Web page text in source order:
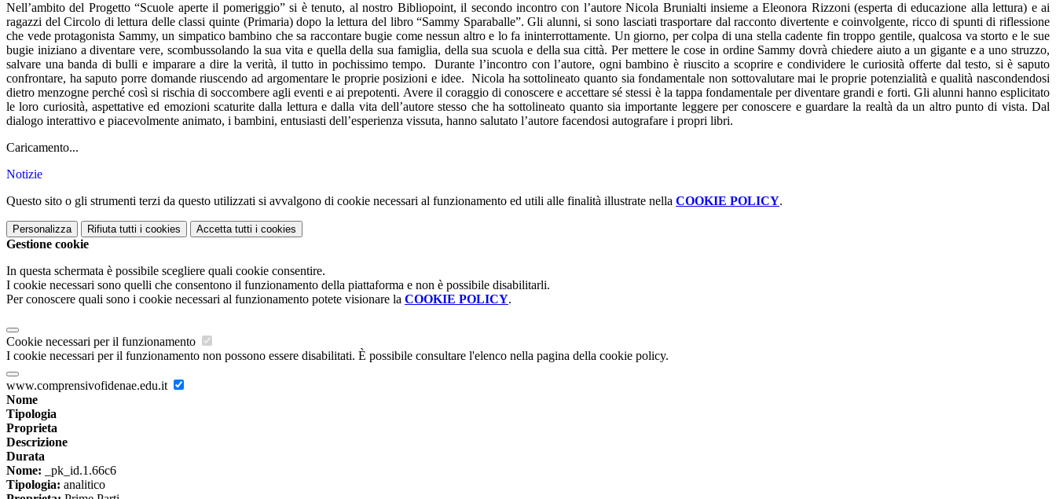
Nell’ambito del Progetto “Scuole aperte il pomeriggio” si è tenuto, al nostro Bibliopoint, il secondo incontro con l’autore Nicola Brunialti insieme a Eleonora Rizzoni (esperta di educazione alla lettura) e ai
ragazzi del Circolo di lettura delle classi quinte (Primaria) dopo la lettura del libro “Sammy Sparaballe”. Gli alunni, si sono lasciati trasportare dal racconto divertente e coinvolgente, ricco di spunti di riflessione
che vede protagonista Sammy, un simpatico bambino che sa raccontare bugie come nessun altro e lo fa ininterrottamente. Un giorno, per colpa di una stella cadente fin troppo gentile, qualcosa va storto e le sue
bugie iniziano a diventare vere, scombussolando la sua vita e quella della sua famiglia, della sua scuola e della sua città. Per mettere le cose in ordine Sammy dovrà chiedere aiuto a un gigante e a uno struzzo,
salvare una banda di bulli e imparare a dire la verità, il tutto in pochissimo tempo. Durante l’incontro con l’autore, ogni bambino è riuscito a scoprire e condividere le curiosità offerte dal testo, si è saputo
confrontare, ha saputo porre domande riuscendo ad argomentare le proprie posizioni e idee. Nicola ha sottolineato quanto sia fondamentale non sottovalutare mai le proprie potenzialità e qualità nascondendosi
dietro menzogne perché così si rischia di soccombere agli eventi e ai prepotenti. Avere il coraggio di conoscere e accettare sé stessi è la tappa fondamentale per diventare grandi e forti. Gli alunni hanno esplicitato
le loro curiosità, aspettative ed emozioni scaturite dalla lettura e dalla vita dell’autore stesso che ha sottolineato quanto sia importante leggere per conoscere e guardare la realtà da un altro punto di vista. Dal
dialogo interattivo e piacevolmente animato, i bambini, entusiasti dell’esperienza vissuta, hanno salutato l’autore facendosi autografare i propri libri.
Caricamento...
Notizie
Questo sito o gli strumenti terzi da questo utilizzati si avvalgono di cookie necessari al funzionamento ed utili alle finalità illustrate nella COOKIE POLICY.
Personalizza Rifiuta tutti i cookies Accetta tutti i cookies
Gestione cookie
In questa schermata è possibile scegliere quali cookie consentire.
I cookie necessari sono quelli che consentono il funzionamento della piattaforma e non è possibile disabilitarli.
Per conoscere quali sono i cookie necessari al funzionamento potete visionare la COOKIE POLICY.
Cookie necessari per il funzionamento
I cookie necessari per il funzionamento non possono essere disabilitati. È possibile consultare l'elenco nella pagina della cookie policy.
www.comprensivofidenae.edu.it
Nome
Tipologia
Proprieta
Descrizione
Durata
Nome: _pk_id.1.66c6
Tipologia: analitico